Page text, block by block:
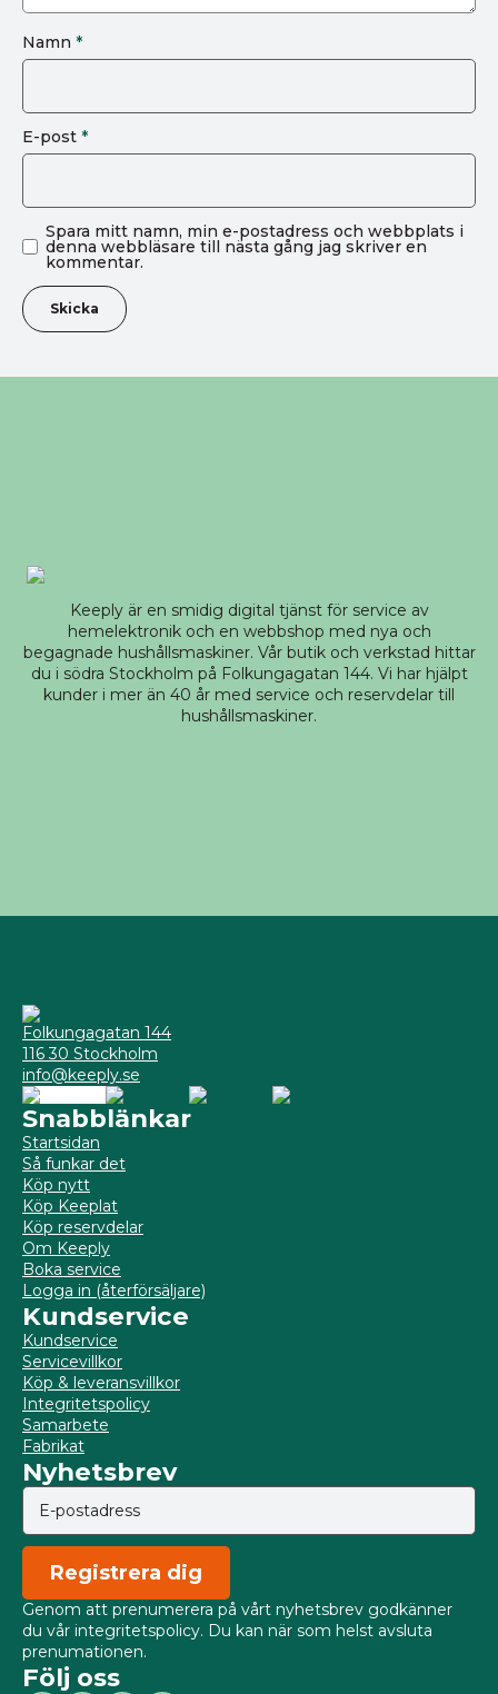
Namn *
E-post *
Spara mitt namn, min e-postadress och webbplats i
denna webbläsare till nästa gång jag skriver en
kommentar.
Keeply är en smidig digital tjänst för service av
hemelektronik och en webbshop med nya och
begagnade hushållsmaskiner. Vår butik och verkstad hittar
du i södra Stockholm på Folkungagatan 144. Vi har hjälpt
kunder i mer än 40 år med service och reservdelar till
hushållsmaskiner.
Folkungagatan 144
116 30 Stockholm
info@keeply.se
Snabblänkar
Startsidan
Så funkar det
Köp nytt
Köp Keeplat
Köp reservdelar
Om Keeply
Boka service
Logga in (återförsäljare)
Kundservice
Kundservice
Servicevillkor
Köp & leveransvillkor
Integritetspolicy
Samarbete
Fabrikat
Nyhetsbrev
Registrera dig
Genom att prenumerera på vårt nyhetsbrev godkänner
du vår integritetspolicy. Du kan när som helst avsluta
prenumationen.
Följ oss